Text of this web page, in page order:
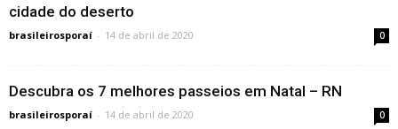
cidade do deserto
brasileirosporaí - 14 de abril de 2020 0
Descubra os 7 melhores passeios em Natal – RN
brasileirosporaí - 14 de abril de 2020 0